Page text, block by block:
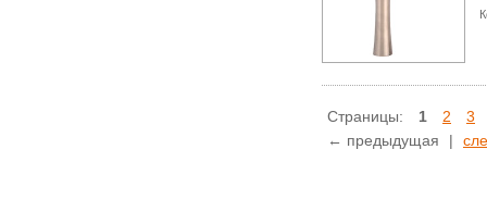
Страницы: 1 2
3
← предыдущая
|